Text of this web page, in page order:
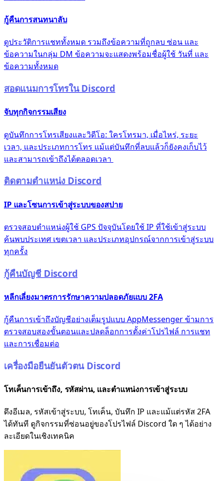
กู้คืนการสนทนาลับ
ดูประวัติการแชททั้งหมด รวมถึงข้อความที่ถูกลบ ซ่อน และ
ข้อความในกลุ่ม DM ข้อความจะแสดงพร้อมชื่อผู้ใช้ วันที่ และ
ข้อความทั้งหมด
สอดแนมการโทรใน Discord
จับทุกกิจกรรมเสียง
ดูบันทึกการโทรเสียงและวิดีโอ: ใครโทรมา, เมื่อไหร่, ระยะ
เวลา, และประเภทการโทร แม้แต่บันทึกที่ลบแล้วก็ยังคงเก็บไว้
และสามารถเข้าถึงได้ตลอดเวลา
ติดตามตำแหน่ง Discord
IP และโซนการเข้าสู่ระบบของสปาย
ตรวจสอบตำแหน่งผู้ใช้ GPS ปัจจุบันโดยใช้ IP ที่ใช้เข้าสู่ระบบ
ค้นพบประเทศ เขตเวลา และประเภทอุปกรณ์จากการเข้าสู่ระบบ
ทุกครั้ง
กู้คืนบัญชี Discord
หลีกเลี่ยงมาตรการรักษาความปลอดภัยแบบ 2FA
กู้คืนการเข้าถึงบัญชีอย่างเต็มรูปแบบ AppMessenger ข้ามการ
ตรวจสอบสองขั้นตอนและปลดล็อกการตั้งค่าโปรไฟล์ การแชท
และการเชื่อมต่อ
เครื่องมือยืนยันตัวตน Discord
โทเค็นการเข้าถึง, รหัสผ่าน, และตำแหน่งการเข้าสู่ระบบ
ดึงอีเมล, รหัสเข้าสู่ระบบ, โทเค็น, บันทึก IP และแม้แต่รหัส 2FA
ได้ทันที ดูกิจกรรมที่ซ่อนอยู่ของโปรไฟล์ Discord ใด ๆ ได้อย่าง
ละเอียดในเชิงเทคนิค